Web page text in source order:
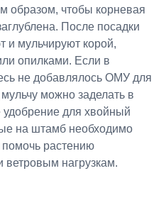
образом, чтобы корневая
После посадки
и мульчируют корой,
опилками. Если в
не добавлялось ОМУ для
можно заделать в
для хвойный
на штамб необходимо
помочь растению
ветровым нагрузкам.